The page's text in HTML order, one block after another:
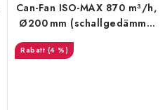
Can-Fan ISO-MAX 870 m³/h,
Ø200 mm (schallgedämmt,
3-Stufen)
(4 %)